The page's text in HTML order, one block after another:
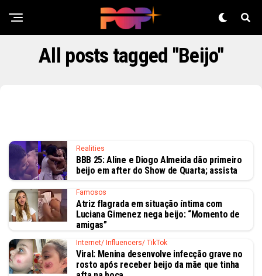
All posts tagged "Beijo"
Realities
BBB 25: Aline e Diogo Almeida dão primeiro
beijo em after do Show de Quarta; assista
Famosos
Atriz flagrada em situação íntima com
Luciana Gimenez nega beijo: “Momento de
amigas”
Internet/ Influencers/ TikTok
Viral: Menina desenvolve infecção grave no
rosto após receber beijo da mãe que tinha